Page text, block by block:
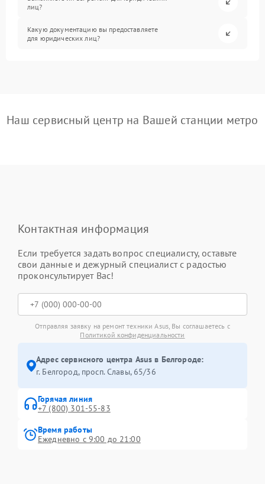
лиц?
Какую документацию вы предоставляете
для юридических лиц?
Наш сервисный центр на Вашей станции метро
Контактная информация
Если требуется задать вопрос специалисту, оставьте
свои данные и дежурный специалист с радостью
проконсультирует Вас!
Отправляя заявку на ремонт техники Asus, Вы соглашаетесь с
Политикой конфиденциальности
Адрес сервисного центра Asus в Белгороде:
г. Белгород, просп. Славы, 65/36
Горячая линия
+7 (800) 301-55-83
Время работы
Ежедневно с 9:00 до 21:00